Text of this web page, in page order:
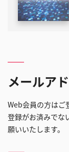
メールア
Web会員の方はご
登録がお済みでな
願いいたします。